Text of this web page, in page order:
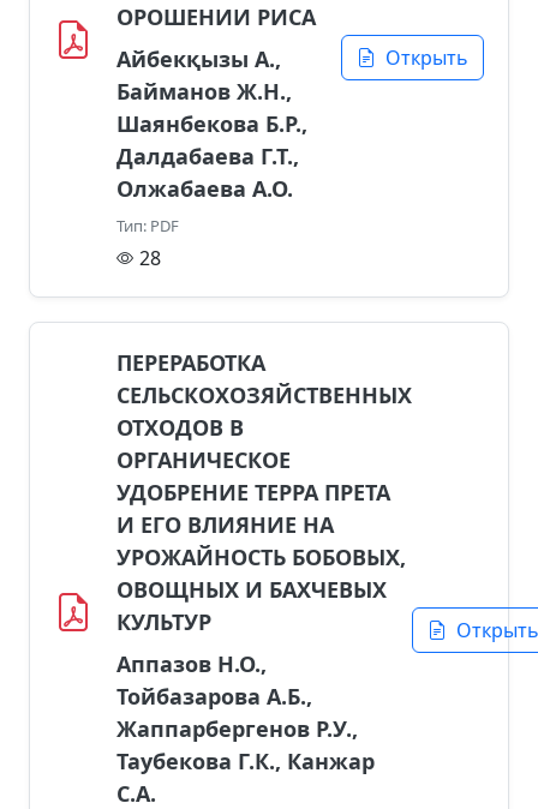
ОРОШЕНИИ РИСА
Айбекқызы А.,
Байманов Ж.Н.,
Шаянбекова Б.Р.,
Далдабаева Г.Т.,
Олжабаева А.О.
Тип: PDF
28
Открыть
ПЕРЕРАБОТКА
СЕЛЬСКОХОЗЯЙСТВЕННЫХ
ОТХОДОВ В
ОРГАНИЧЕСКОЕ
УДОБРЕНИЕ ТЕРРА ПРЕТА
И ЕГО ВЛИЯНИЕ НА
УРОЖАЙНОСТЬ БОБОВЫХ,
ОВОЩНЫХ И БАХЧЕВЫХ
КУЛЬТУР
Аппазов Н.О.,
Тойбазарова А.Б.,
Жаппарбергенов Р.У.,
Таубекова Г.К., Канжар
С.А.
Открыть